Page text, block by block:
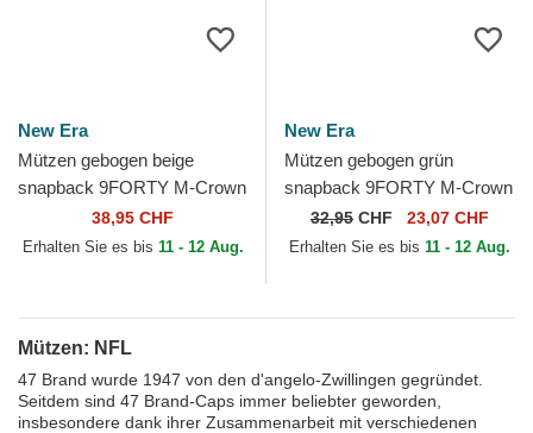
New Era
Mützen gebogen beige
snapback 9FORTY M-Crown
Training Pack 2026 der Las
Vegas Raiders NFL von
38,95 CHF
Erhalten Sie es bis 11 - 12 Aug.
New Era
Mützen gebogen grün
snapback 9FORTY M-Crown
Team der New York Jets NFL
von New Era
32,95 CHF 23,07 CHF
Erhalten Sie es bis 11 - 12 Aug.
Mützen: NFL
47 Brand wurde 1947 von den d'angelo-Zwillingen gegründet.
Seitdem sind 47 Brand-Caps immer beliebter geworden,
insbesondere dank ihrer Zusammenarbeit mit verschiedenen